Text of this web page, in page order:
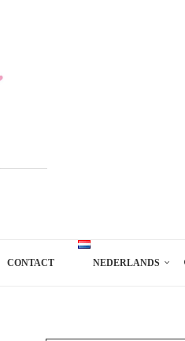
CONTACT NEDERLANDS